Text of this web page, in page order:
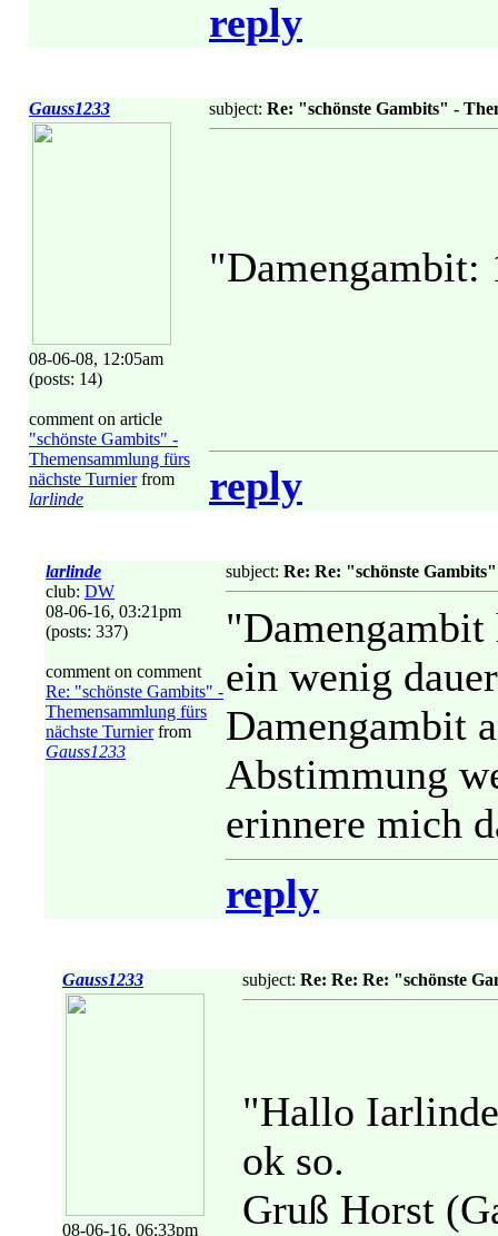
reply
Gauss1233
08-06-08, 12:05am
(posts: 14)
comment on article
"schönste Gambits" -
Themensammlung fürs
nächste Turnierfrom
larlinde
subject: Re: "schönste Gambits" -
"Damengambit:
reply
larlinde
club: DW
08-06-16, 03:21pm
(posts: 337)
comment on comment
Re: "schönste Gambits" -
Themensammlung fürs
nächste Turnierfrom
Gauss1233
subject: Re: Re: "schönste
"Damengambit
ein wenig
Damengambit
Abstimmung
erinnere mich
reply
Gauss1233
08-06-16, 06:33pm
subject: Re: Re: Re: "schönste
"Hallo
ok so.
Gruß Horst